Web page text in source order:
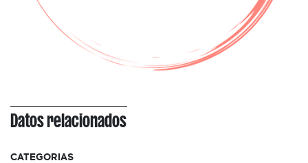
Datos relacionados
CATEGORIAS